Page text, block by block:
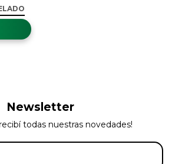
Newsletter
todas nuestras novedades!